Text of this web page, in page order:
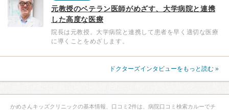
元教授のベテラン医師がめざす、大学病院と連携
した高度な医療
院長は元教授。大学病院と連携して患者を早く適切な医療
に導くことをめざします。
ドクターズインタビューをもっと読む »
かめさんキッズクリニックの基本情報、口コミ2件は、病院口コミ検索カルーでチ